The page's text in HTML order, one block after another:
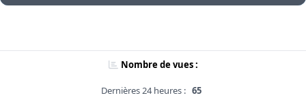
Nombre de vues :
Dernières 24 heures : 65